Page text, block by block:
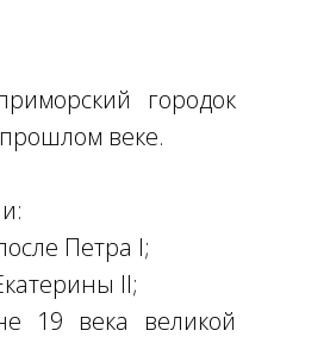
городок
веке.
Петра I;
II;
19 века великой